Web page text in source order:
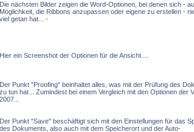
Die nächsten Bilder zeigen die Word-Optionen, bei denen sich -
Möglichkeit, die Ribbons anzupassen oder eigene zu erstellen -
viel getan hat... -
Hier ein Screenshot der Optionen für die Ansicht....
Der Punkt "Proofing" beinhaltet alles, was mit der Prüfung des
zu tun hat... Zumindest bei einem Vergleich mit den Optionen der
2007...
Der Punkt "Save" beschäftigt sich mit den Einstellungen für das
des Dokuments, also auch mit dem Speicherort und der Auto-